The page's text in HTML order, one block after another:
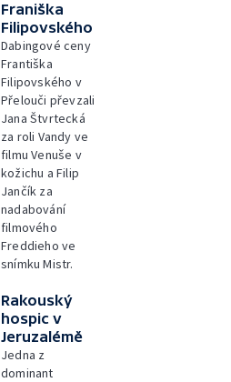
Franiška
Filipovského
Dabingové ceny
Františka
Filipovského v
Přelouči převzali
Jana Štvrtecká
za roli Vandy ve
filmu Venuše v
kožichu a Filip
Jančík za
nadabování
filmového
Freddieho ve
snímku Mistr.
Rakouský
hospic v
Jeruzalémě
Jedna z
dominant